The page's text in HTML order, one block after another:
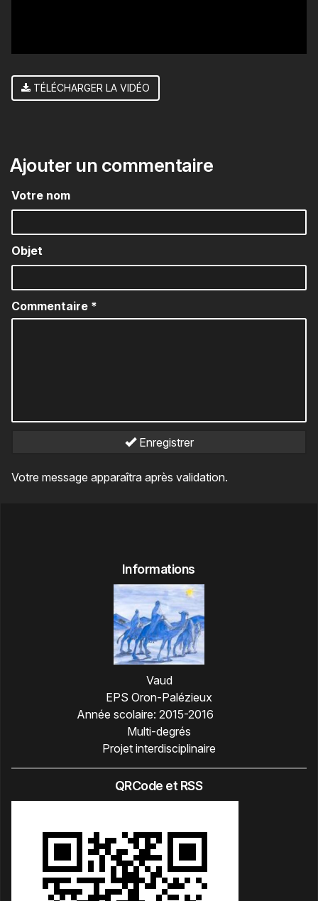
TÉLÉCHARGER LA VIDÉO
Ajouter un commentaire
Votre nom
Objet
Commentaire *
Enregistrer
Votre message apparaîtra après validation.
Informations
Vaud
EPS Oron-Palézieux
Année scolaire: 2015-2016
Multi-degrés
Projet interdisciplinaire
QRCode et RSS